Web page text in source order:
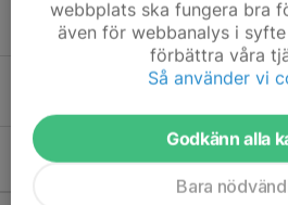
Matchen mot Sotenäs
4 mar, 15:23 0
Kommande aktiviteter
webbplats ska fungera bra
även för webbanalys i
förbättra våra
Så använder vi
Godkänn alla
Bara